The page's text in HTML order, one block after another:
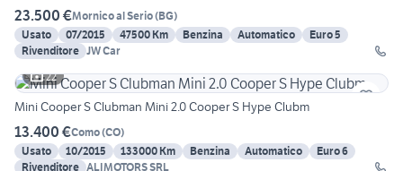
23.500 €Mornico al Serio(BG)
Usato
07/2015 47500 Km Benzina Automatico
Euro 5
Rivenditore JW Car
22
Mini Cooper S Clubman Mini 2.0 Cooper S Hype Clubm
13.400 €Como(CO)
Usato
10/2015 133000 Km Benzina Automatico
Euro 6
Rivenditore ALIMOTORS SRL